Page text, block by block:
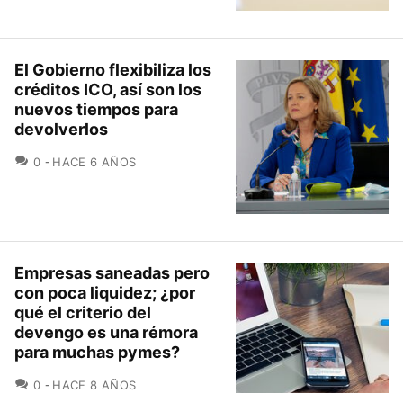
El Gobierno flexibiliza los
créditos ICO, así son los
nuevos tiempos para
devolverlos
0 COMENTARIOS
HACE 6 AÑOS
Empresas saneadas pero
con poca liquidez; ¿por
qué el criterio del
devengo es una rémora
para muchas pymes?
0 COMENTARIOS
HACE 8 AÑOS